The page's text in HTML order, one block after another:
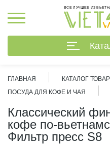
ВСЕ ЛУЧШЕЕ ИЗ
ГЛАВНАЯ
КАТАЛОГ
ПОСУДА ДЛЯ КОФЕ И ЧАЯ
Классический
кофе по-
Фильтр пресс S8